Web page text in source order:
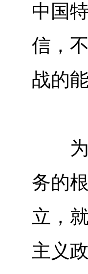
中国
信，
战的能
为中
务的
立，
主义